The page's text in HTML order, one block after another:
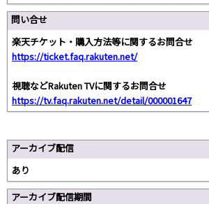
問い合せ
楽天チケット・購入方法等に関するお問合せ
https://ticket.faq.rakuten.net/
視聴などRakuten TVに関するお問合せ
https://tv.faq.rakuten.net/detail/000001647
アーカイブ配信
あり
アーカイブ配信期間